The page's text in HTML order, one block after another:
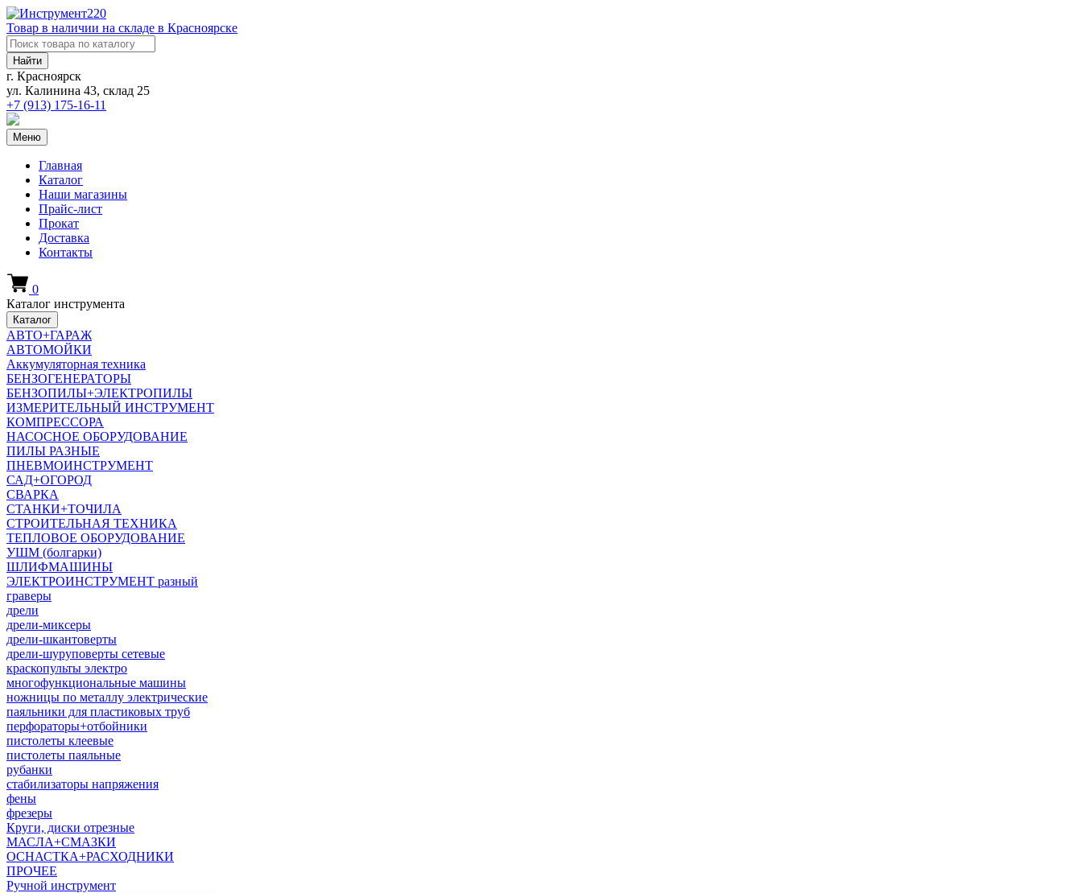
Товар в наличии на складе в Красноярске
Найти
г. Красноярск
ул. Калинина 43, склад 25
+7 (913) 175-16-11
Меню
Главная
Каталог
Наши магазины
Прайс-лист
Прокат
Доставка
Контакты
0
Каталог инструмента
Каталог
АВТО+ГАРАЖ
АВТОМОЙКИ
Аккумуляторная техника
БЕНЗОГЕНЕРАТОРЫ
БЕНЗОПИЛЫ+ЭЛЕКТРОПИЛЫ
ИЗМЕРИТЕЛЬНЫЙ ИНСТРУМЕНТ
КОМПРЕССОРА
НАСОСНОЕ ОБОРУДОВАНИЕ
ПИЛЫ РАЗНЫЕ
ПНЕВМОИНСТРУМЕНТ
САД+ОГОРОД
СВАРКА
СТАНКИ+ТОЧИЛА
СТРОИТЕЛЬНАЯ ТЕХНИКА
ТЕПЛОВОЕ ОБОРУДОВАНИЕ
УШМ (болгарки)
ШЛИФМАШИНЫ
ЭЛЕКТРОИНСТРУМЕНТ разный
граверы
дрели
дрели-миксеры
дрели-шкантоверты
дрели-шуруповерты сетевые
краскопульты электро
многофункциональные машины
ножницы по металлу электрические
паяльники для пластиковых труб
перфораторы+отбойники
пистолеты клеевые
пистолеты паяльные
рубанки
стабилизаторы напряжения
фены
фрезеры
Круги, диски отрезные
МАСЛА+СМАЗКИ
ОСНАСТКА+РАСХОДНИКИ
ПРОЧЕЕ
Ручной инструмент